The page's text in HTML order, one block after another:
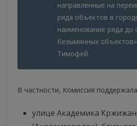
направленные на
ряда объектов в
наименование ряда до
безымянных
Тимофей.
В частности, Комиссия
улице Академика